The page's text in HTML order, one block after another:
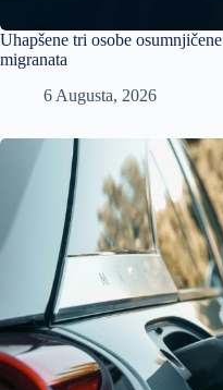
Uhapšene tri osobe
migranata
6 Augusta, 2026